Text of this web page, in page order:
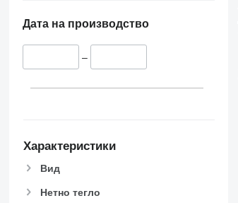
Дата на производство
–
Характеристики
Вид
Нетно тегло